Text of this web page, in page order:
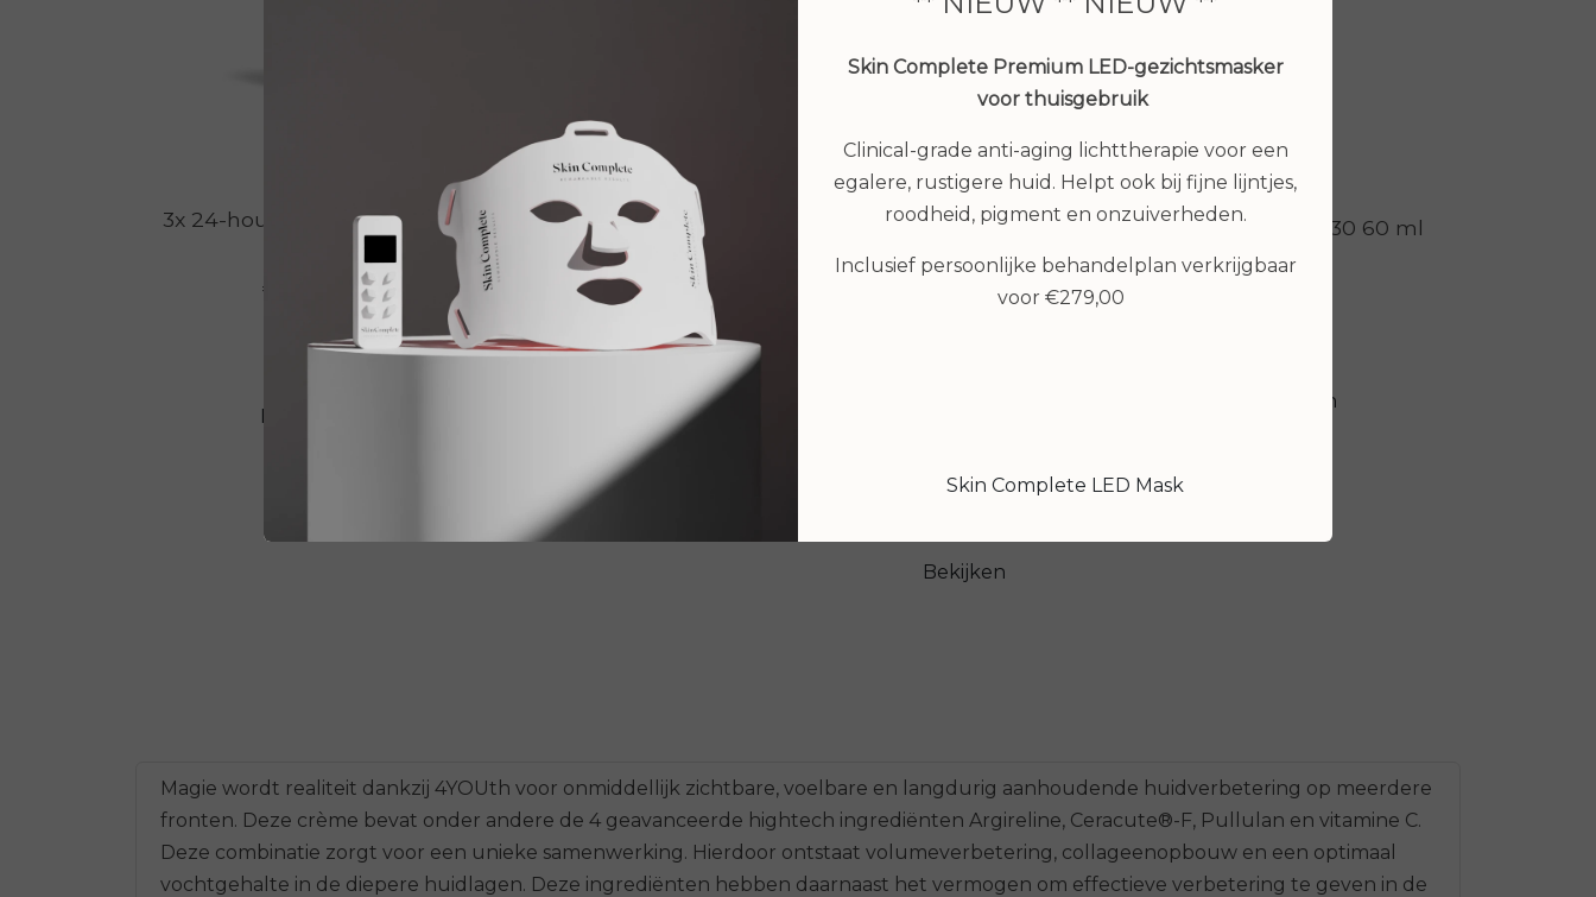
3x 24-hour Skin Balancing
€ 127,20
Skin Shield spf50 - 60 ml
€ 59,00
€ 62,00
Bekijken
Juvi Protect spf30 60 ml
€ 59,00
Bekijken
Magie wordt realiteit dankzij 4YOUth voor onmiddellijk zichtbare, voelbare en langdurig aanhoudende huidverbetering op meerdere
fronten. Deze crème bevat onder andere de 4 geavanceerde hightech ingrediënten Argireline, Ceracute®-F, Pullulan en vitamine C.
Deze combinatie zorgt voor een unieke samenwerking. Hierdoor ontstaat volumeverbetering, collageenopbouw en een optimaal
vochtgehalte in de diepere huidlagen. Deze ingrediënten hebben daarnaast het vermogen om effectieve verbetering te geven in de
Skin Complete Premium LED-gezichtsmasker
voor thuisgebruik
Clinical-grade anti-aging lichttherapie voor een
egalere, rustigere huid. Helpt ook bij fijne lijntjes,
roodheid, pigment en onzuiverheden.
Inclusief persoonlijke behandelplan verkrijgbaar
voor €279,00
Skin Complete LED Mask